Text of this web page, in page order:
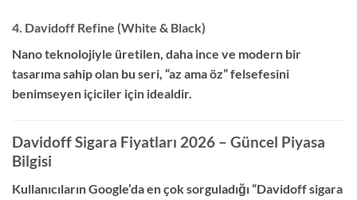
4. Davidoff Refine (White & Black)
Nano teknolojiyle üretilen, daha ince ve modern bir
tasarıma sahip olan bu seri, “az ama öz” felsefesini
benimseyen içiciler için idealdir.
Davidoff Sigara Fiyatları 2026 – Güncel Piyasa
Bilgisi
Kullanıcıların Google’da en çok sorguladığı “Davidoff sigara